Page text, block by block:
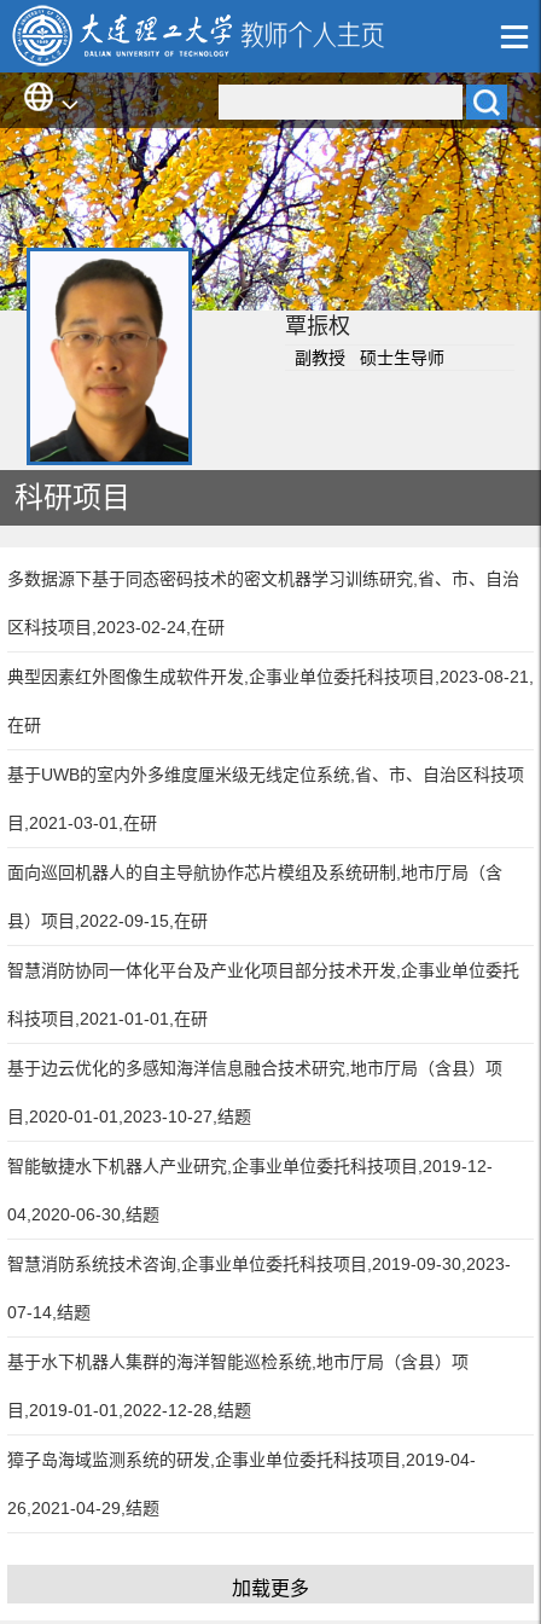
覃振权
副教授 硕士生导师
科研项目
多数据源下基于同态密码技术的密文机器学习训练研究,省、市、自治
区科技项目,2023-02-24,在研
典型因素红外图像生成软件开发,企事业单位委托科技项目,2023-08-21,
在研
基于UWB的室内外多维度厘米级无线定位系统,省、市、自治区科技项
目,2021-03-01,在研
面向巡回机器人的自主导航协作芯片模组及系统研制,地市厅局（含
县）项目,2022-09-15,在研
智慧消防协同一体化平台及产业化项目部分技术开发,企事业单位委托
科技项目,2021-01-01,在研
基于边云优化的多感知海洋信息融合技术研究,地市厅局（含县）项
目,2020-01-01,2023-10-27,结题
智能敏捷水下机器人产业研究,企事业单位委托科技项目,2019-12-
04,2020-06-30,结题
智慧消防系统技术咨询,企事业单位委托科技项目,2019-09-30,2023-
07-14,结题
基于水下机器人集群的海洋智能巡检系统,地市厅局（含县）项
目,2019-01-01,2022-12-28,结题
獐子岛海域监测系统的研发,企事业单位委托科技项目,2019-04-
26,2021-04-29,结题
加载更多